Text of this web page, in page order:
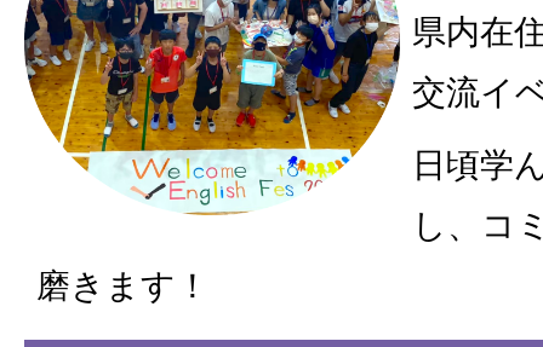
県内在
交流イ
⽇頃学
し、コ
磨きます！